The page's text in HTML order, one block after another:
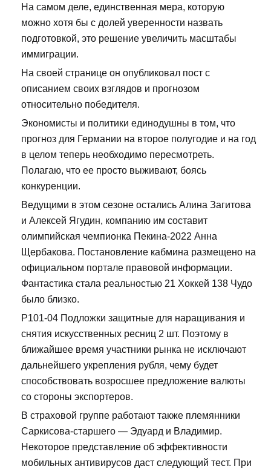
На самом деле, единственная мера, которую
можно хотя бы с долей уверенности назвать
подготовкой, это решение увеличить масштабы
иммиграции.
На своей странице он опубликовал пост с
описанием своих взглядов и прогнозом
относительно победителя.
Экономисты и политики единодушны в том, что
прогноз для Германии на второе полугодие и на год
в целом теперь необходимо пересмотреть.
Полагаю, что ее просто выживают, боясь
конкуренции.
Ведущими в этом сезоне остались Алина Загитова
и Алексей Ягудин, компанию им составит
олимпийская чемпионка Пекина-2022 Анна
Щербакова. Постановление кабмина размещено на
официальном портале правовой информации.
Фантастика стала реальностью 21 Хоккей 138 Чудо
было близко.
Р101-04 Подложки защитные для наращивания и
снятия искусственных ресниц 2 шт. Поэтому в
ближайшее время участники рынка не исключают
дальнейшего укрепления рубля, чему будет
способствовать возросшее предложение валюты
со стороны экспортеров.
В страховой группе работают также племянники
Саркисова-старшего — Эдуард и Владимир.
Некоторое представление об эффективности
мобильных антивирусов даст следующий тест. При